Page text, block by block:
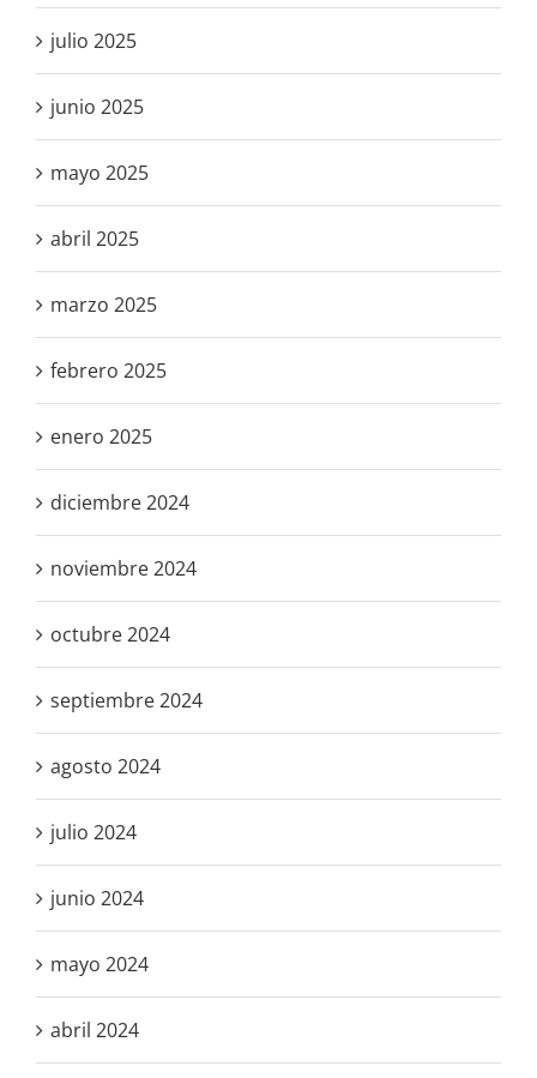
julio 2025
junio 2025
mayo 2025
abril 2025
marzo 2025
febrero 2025
enero 2025
diciembre 2024
noviembre 2024
octubre 2024
septiembre 2024
agosto 2024
julio 2024
junio 2024
mayo 2024
abril 2024